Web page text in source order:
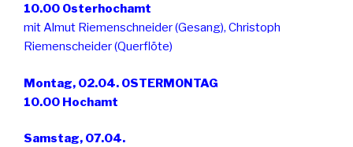
10.00 Osterhochamt
mit Almut Riemenschneider (Gesang), Christoph
Riemenscheider (Querflöte)
Montag, 02.04. OSTERMONTAG
10.00 Hochamt
Samstag, 07.04.